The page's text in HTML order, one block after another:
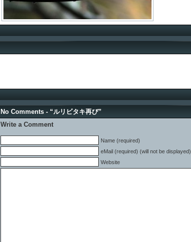
No Comments - “ルリビタキ再び”
Write a Comment
Name (required)
eMail (required) (will not be displayed)
Website